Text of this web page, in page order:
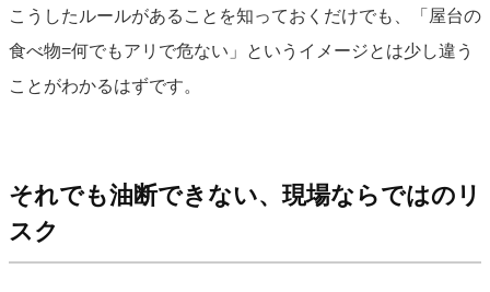
こうしたルールがあることを知っておくだけでも、「屋台の
食べ物=何でもアリで危ない」というイメージとは少し違う
ことがわかるはずです。
それでも油断できない、現場ならではのリ
スク